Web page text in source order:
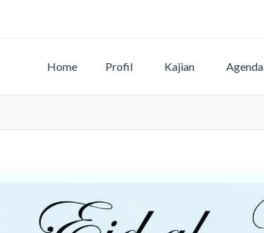
Home Profil Kajian Agenda